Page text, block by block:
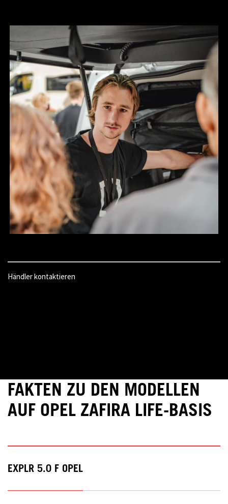
Händler kontaktieren
FAKTEN ZU DEN MODELLEN
AUF OPEL ZAFIRA LIFE-BASIS
EXPLR 5.0 F OPEL